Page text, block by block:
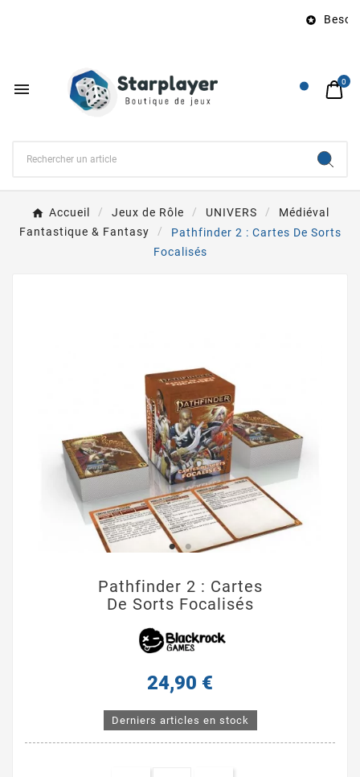
 Besoin
 0
Accueil Jeux de Rôle UNIVERS
Médiéval
Fantastique & Fantasy
Pathfinder 2 : Cartes De Sorts
Focalisés
Pathfinder 2 : Cartes
De Sorts Focalisés
24,90 €
Derniers articles en stock